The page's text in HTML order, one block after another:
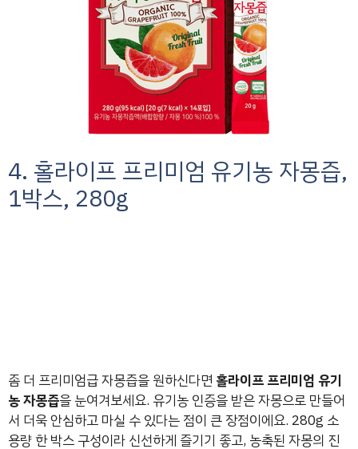
4. 홀라이프 프리미엄 유기농 자몽즙,
1박스, 280g
좀 더 프리미엄급 자몽즙을 원하신다면 홀라이프 프리미엄 유기
농 자몽즙을 눈여겨보세요. 유기농 인증을 받은 자몽으로 만들어
서 더욱 안심하고 마실 수 있다는 점이 큰 장점이에요. 280g 소
용량 한 박스 구성이라 신선하게 즐기기 좋고, 농축된 자몽의 진